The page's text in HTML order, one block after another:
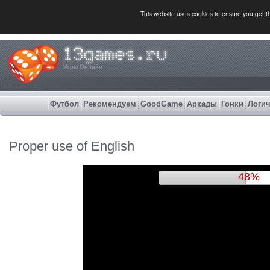
This website uses cookies to ensure you get
Игры Онлайн
Футбол Рекомендуем GoodGame Аркады Гонки
Proper use of English
51%